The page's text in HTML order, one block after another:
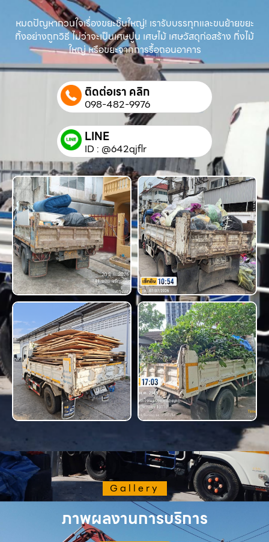
หมดปัญหากวนใจเรื่องขยะชิ้นใหญ่! เรารับบรรทุกและขนย้ายขยะ
ทิ้งอย่างถูกวิธี ไม่ว่าจะเป็นเศษปูน เศษไม้ เศษวัสดุก่อสร้าง กิ่งไม้
ใหญ่ หรือขยะจากการรื้อถอนอาคาร
ติดต่อเรา คลิก
098-482-9976
LINE
ID : @642qjflr
Gallery
ภาพผลงานการบริการ